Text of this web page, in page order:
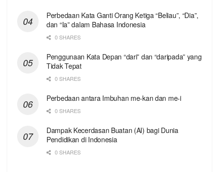
Perbedaan Kata Ganti Orang Ketiga “Beliau”, “Dia”,
dan “Ia” dalam Bahasa Indonesia
0 SHARES
Penggunaan Kata Depan “dari” dan “daripada” yang
Tidak Tepat
0 SHARES
Perbedaan antara Imbuhan me-kan dan me-i
0 SHARES
Dampak Kecerdasan Buatan (AI) bagi Dunia
Pendidikan di Indonesia
0 SHARES